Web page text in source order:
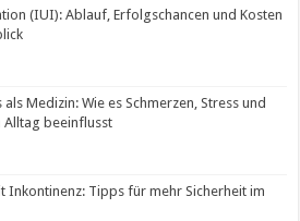
(IUI): Ablauf, Erfolgschancen und Kosten
als Medizin: Wie es Schmerzen, Stress und
Alltag beeinflusst
Inkontinenz: Tipps für mehr Sicherheit im